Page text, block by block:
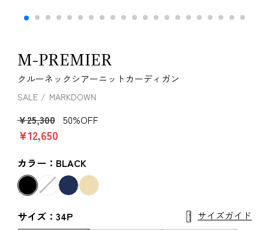
M-PREMIER
クルーネックシアーニットカーディガン
SALE MARKDOWN
￥25,300 50%OFF
￥12,650
カラー：BLACK
サイズ：34P サイズガイド